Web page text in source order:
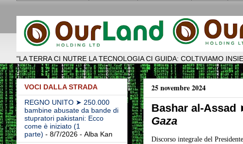
"LA TERRA CI NUTRE LA TECNOLOGIA CI GUIDA: COLTIVIAMO
25 novembre 2024
Bashar al-Assad
Gaza
Discorso integrale del
VOCI DALLA STRADA
REGNO UNITO ➤ 250.000
bambine abusate da bande di
stupratori pakistani: Ecco
come è iniziato (1
parte) - 8/7/2026- Alba Kan